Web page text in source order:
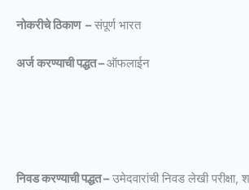
नोकरीचे ठिकाण –संपूर्ण भारत
अर्ज करण्याची पद्धत –ऑफलाईन
निवड करण्याची पद्धत –उमेदवारांची निवड लेखी परीक्षा,